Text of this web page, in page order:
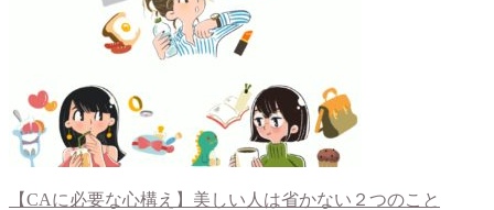
【CAに必要な心構え】美しい人は省かない２つのこと